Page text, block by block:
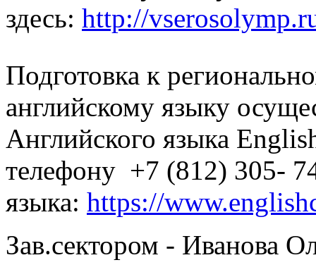
здесь: http://
Подготовка к
английскому языку
Английского языка
телефону +7 (812) 305-
языка: https://
Зав.сектором - Иванова